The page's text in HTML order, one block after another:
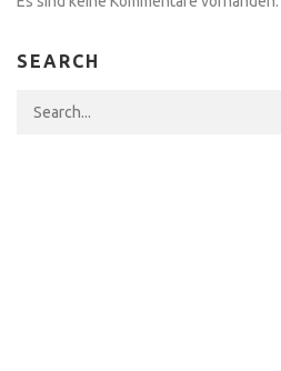
SEARCH
Search for: